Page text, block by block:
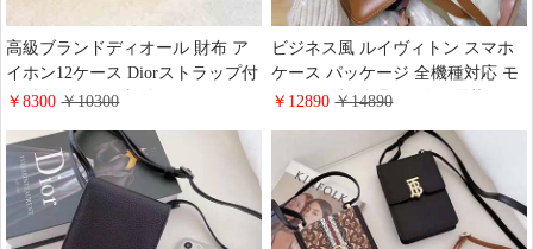
高級ブランドディオール 財布 ア
イホン12ケース Diorストラップ付
き財布型カード収納iphone12 mini
11pro max ケース 布製 全機種対応
￥8300￥10300
ビジネス風 ルイヴィトン スマホ
ケース パッケージ 全機種対応 モ
ノグラム柄 金具 ロゴ お洒落LV
カード収納 豪華風 ストラップ付
きLouisVuitton アイフォン
12mini/11pro携帯ケース 高級 セレ
ブ愛用
￥12890￥14890